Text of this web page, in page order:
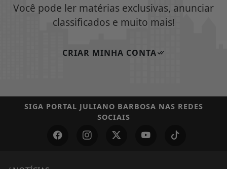
Você pode ler matérias exclusivas, anunciar
classificados e muito mais!
CRIAR MINHA CONTA
SIGA PORTAL JULIANO BARBOSA NAS REDES
SOCIAIS